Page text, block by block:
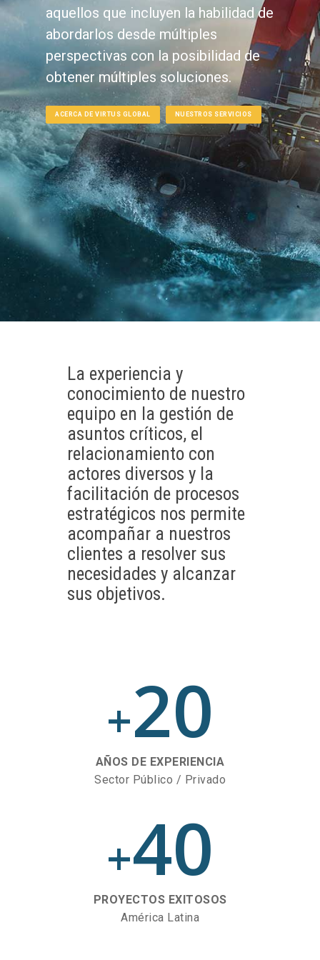
aquellos que incluyen la habilidad de
abordarlos desde múltiples
perspectivas con la posibilidad de
obtener múltiples soluciones.
ACERCA DE VIRTUS GLOBAL NUESTROS SERVICIOS
La experiencia y
conocimiento de nuestro
equipo en la gestión de
asuntos críticos, el
relacionamiento con
actores diversos y la
facilitación de procesos
estratégicos nos permite
acompañar a nuestros
clientes a resolver sus
necesidades y alcanzar
sus objetivos.
+20
AÑOS DE EXPERIENCIA
Sector Público / Privado
+40
PROYECTOS EXITOSOS
América Latina